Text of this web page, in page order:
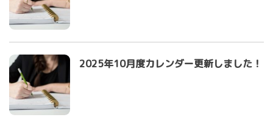
2025年10月度カレンダー更新しました！